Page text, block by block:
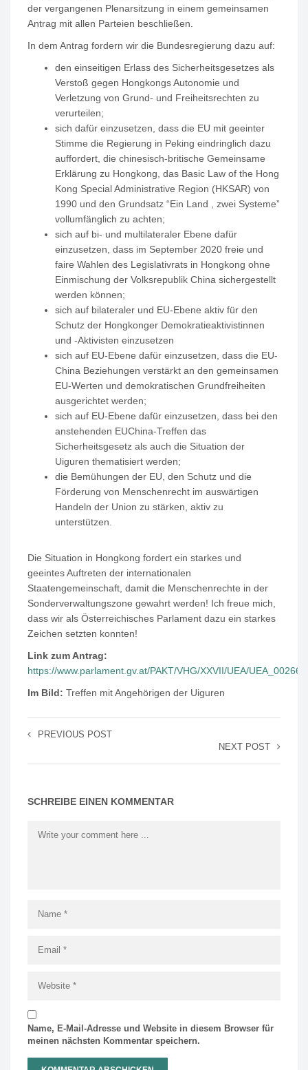
der vergangenen Plenarsitzung in einem gemeinsamen
Antrag mit allen Parteien beschließen.
In dem Antrag fordern wir die Bundesregierung dazu auf:
den einseitigen Erlass des Sicherheitsgesetzes als
Verstoß gegen Hongkongs Autonomie und
Verletzung von Grund- und Freiheitsrechten zu
verurteilen;
sich dafür einzusetzen, dass die EU mit geeinter
Stimme die Regierung in Peking eindringlich dazu
auffordert, die chinesisch-britische Gemeinsame
Erklärung zu Hongkong, das Basic Law of the Hong
Kong Special Administrative Region (HKSAR) von
1990 und den Grundsatz “Ein Land , zwei Systeme”
vollumfänglich zu achten;
sich auf bi- und multilateraler Ebene dafür
einzusetzen, dass im September 2020 freie und
faire Wahlen des Legislativrats in Hongkong ohne
Einmischung der Volksrepublik China sichergestellt
werden können;
sich auf bilateraler und EU-Ebene aktiv für den
Schutz der Hongkonger Demokratieaktivistinnen
und -Aktivisten einzusetzen
sich auf EU-Ebene dafür einzusetzen, dass die EU-
China Beziehungen verstärkt an den gemeinsamen
EU-Werten und demokratischen Grundfreiheiten
ausgerichtet werden;
sich auf EU-Ebene dafür einzusetzen, dass bei den
anstehenden EUChina-Treffen das
Sicherheitsgesetz als auch die Situation der
Uiguren thematisiert werden;
die Bemühungen der EU, den Schutz und die
Förderung von Menschenrecht im auswärtigen
Handeln der Union zu stärken, aktiv zu
unterstützen.
Die Situation in Hongkong fordert ein starkes und
geeintes Auftreten der internationalen
Staatengemeinschaft, damit die Menschenrechte in der
Sonderverwaltungszone gewahrt werden! Ich freue mich,
dass wir als Österreichisches Parlament dazu ein starkes
Zeichen setzten konnten!
Link zum Antrag:
https://www.parlament.gv.at/PAKT/VHG/XXVII/UEA/UEA_00266/
Im Bild: Treffen mit Angehörigen der Uiguren
PREVIOUS POST
NEXT POST
SCHREIBE EINEN KOMMENTAR
Name, E-Mail-Adresse und Website in diesem Browser für
meinen nächsten Kommentar speichern.